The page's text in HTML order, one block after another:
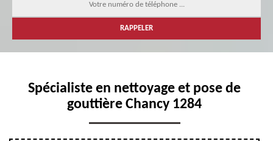
Spécialiste en nettoyage et pose de
gouttière Chancy 1284